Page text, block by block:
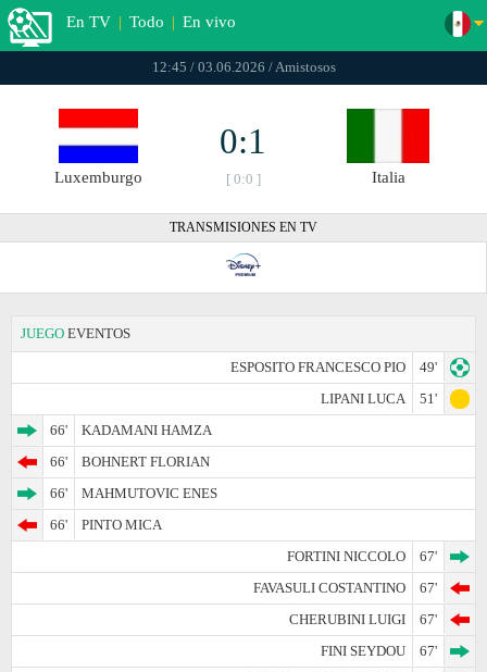
En TV | Todo | En vivo
12:45 / 03.06.2026 / Amistosos
Luxemburgo
0:1
[ 0:0 ] Italia
TRANSMISIONES EN TV
JUEGO EVENTOS
ESPOSITO FRANCESCO PIO
49'
LIPANI LUCA
51'
66'
KADAMANI HAMZA
66'
BOHNERT FLORIAN
66'
MAHMUTOVIC ENES
66'
PINTO MICA
FORTINI NICCOLO
67'
FAVASULI COSTANTINO
67'
CHERUBINI LUIGI
67'
FINI SEYDOU
67'